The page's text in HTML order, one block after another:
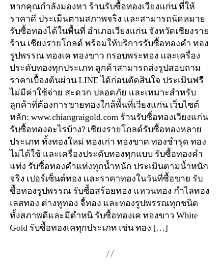
หากคุณกำลังมองหา ร้านรับซื้อทองเวียงแก่น ที่ให้
ราคาดี ประเมินตามสภาพจริง และสามารถนัดหมาย
รับซื้อทองได้ในพื้นที่ อำเภอเวียงแก่น จังหวัดเชียงราย
ร้าน เชียงรายโกลด์ พร้อมให้บริการรับซื้อทองคำ ทอง
รูปพรรณ ทองเค ทองขาว กรอบพระทอง และเครื่อง
ประดับทองทุกประเภท ลูกค้าสามารถส่งรูปสอบถาม
ราคาเบื้องต้นผ่าน LINE ได้ก่อนตัดสินใจ ประเมินฟรี
ไม่มีค่าใช้จ่าย สะดวก ปลอดภัย และเหมาะสำหรับ
ลูกค้าที่ต้องการขายทองใกล้พื้นที่เวียงแก่น เว็บไซต์
หลัก: www.chiangraigold.com ร้านรับซื้อทองเวียงแก่น
รับซื้อทองอะไรบ้าง? เชียงรายโกลด์รับซื้อทองหลาย
ประเภท ทั้งทองใหม่ ทองเก่า ทองขาด ทองชำรุด ทอง
ไม่ได้ใช้ และเครื่องประดับทองทุกแบบ รับซื้อทองคำ
แท่ง รับซื้อทองคำแท่งทุกน้ำหนัก ประเมินตามน้ำหนัก
จริง เปอร์เซ็นต์ทอง และราคาทองในวันที่ซื้อขาย รับ
ซื้อทองรูปพรรณ รับซื้อสร้อยทอง แหวนทอง กำไลทอง
เลสทอง ต่างหูทอง จี้ทอง และทองรูปพรรณทุกชนิด
ทั้งสภาพดีและมีตำหนิ รับซื้อทองเค ทองขาว White
Gold รับซื้อทองเคทุกประเภท เช่น ทอง […]